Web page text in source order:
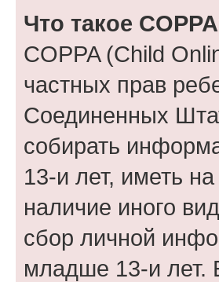
Что такое
COPPA (Child
частных прав
Соединенных
собирать
13-и лет, иметь
наличие иного
сбор личной
младше 13-и лет.